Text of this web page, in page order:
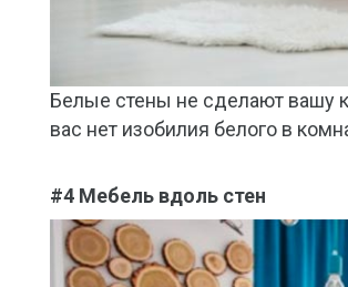
Белые стены не сделают вашу
вас нет изобилия белого в
#4 Мебель вдоль стен